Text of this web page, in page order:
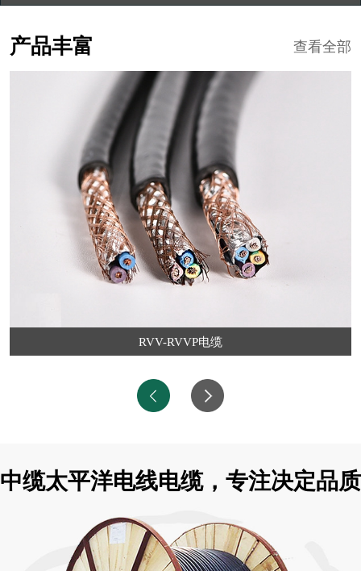
查看全部
产品丰富
RVV-RVVP电缆 NGA-BTLY防火电缆
中缆太平洋电线电缆，专注决定品质